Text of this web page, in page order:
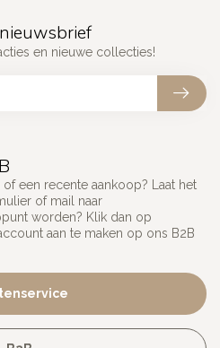
een recente aankoop? Laat het
of mail naar
worden? Klik dan op
aan te maken op ons B2B
en nieuwe collecties!